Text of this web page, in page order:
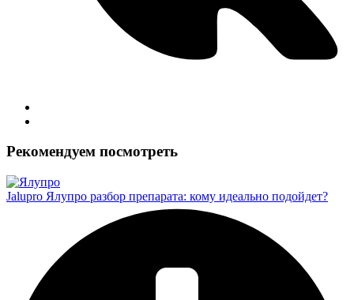
Рекомендуем посмотреть
Jalupro Ялупро разбор препарата: кому идеально подойдет?